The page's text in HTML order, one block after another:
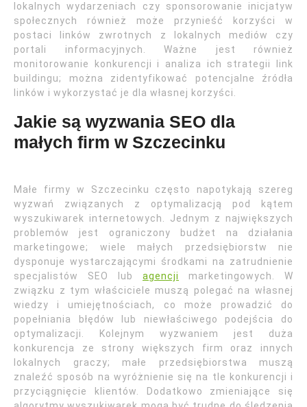
lokalnych wydarzeniach czy sponsorowanie inicjatyw
społecznych również może przynieść korzyści w
postaci linków zwrotnych z lokalnych mediów czy
portali informacyjnych. Ważne jest również
monitorowanie konkurencji i analiza ich strategii link
buildingu; można zidentyfikować potencjalne źródła
linków i wykorzystać je dla własnej korzyści.
Jakie są wyzwania SEO dla
małych firm w Szczecinku
Małe firmy w Szczecinku często napotykają szereg
wyzwań związanych z optymalizacją pod kątem
wyszukiwarek internetowych. Jednym z największych
problemów jest ograniczony budżet na działania
marketingowe; wiele małych przedsiębiorstw nie
dysponuje wystarczającymi środkami na zatrudnienie
specjalistów SEO lub agencji
marketingowych. W
związku z tym właściciele muszą polegać na własnej
wiedzy i umiejętnościach, co może prowadzić do
popełniania błędów lub niewłaściwego podejścia do
optymalizacji. Kolejnym wyzwaniem jest duża
konkurencja ze strony większych firm oraz innych
lokalnych graczy; małe przedsiębiorstwa muszą
znaleźć sposób na wyróżnienie się na tle konkurencji i
przyciągnięcie klientów. Dodatkowo zmieniające się